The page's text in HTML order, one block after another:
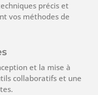
précis et
vos méthodes de
et la mise à
collaboratifs et une